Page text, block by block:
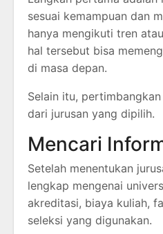
sesuai kemampuan dan
hanya mengikuti tren
hal tersebut bisa
di masa depan.
Selain itu,
dari jurusan yang dipilih.
Mencari
Setelah menentukan
lengkap mengenai
akreditasi, biaya kuliah,
seleksi yang digunakan.